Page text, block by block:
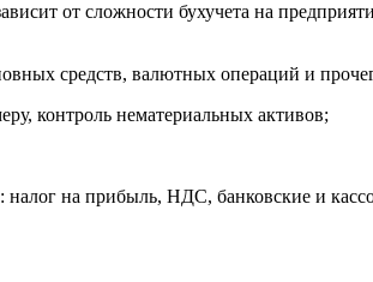
от сложности бухучета на
средств, валютных операций и
контроль нематериальных активов;
на прибыль, НДС, банковские и